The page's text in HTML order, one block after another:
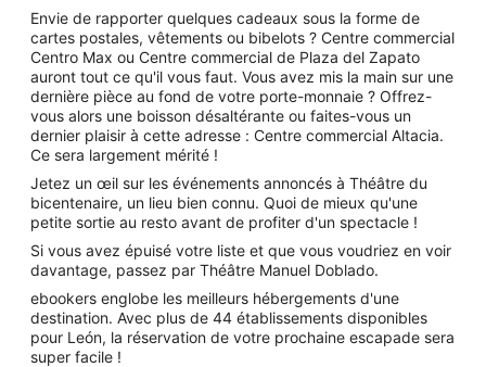
Envie de rapporter quelques cadeaux sous la forme de
cartes postales, vêtements ou bibelots ? Centre commercial
Centro Max ou Centre commercial de Plaza del Zapato
auront tout ce qu'il vous faut. Vous avez mis la main sur une
dernière pièce au fond de votre porte-monnaie ? Offrez-
vous alors une boisson désaltérante ou faites-vous un
dernier plaisir à cette adresse : Centre commercial Altacia.
Ce sera largement mérité !
Jetez un œil sur les événements annoncés à Théâtre du
bicentenaire, un lieu bien connu. Quoi de mieux qu'une
petite sortie au resto avant de profiter d'un spectacle !
Si vous avez épuisé votre liste et que vous voudriez en voir
davantage, passez par Théâtre Manuel Doblado.
ebookers englobe les meilleurs hébergements d'une
destination. Avec plus de 44 établissements disponibles
pour León, la réservation de votre prochaine escapade sera
super facile !